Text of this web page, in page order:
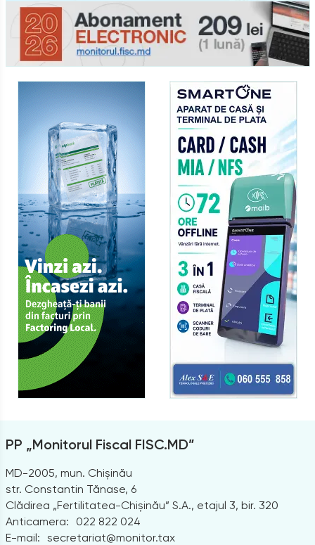
PP „Monitorul Fiscal FISC.MD”
MD-2005, mun. Chișinău
str. Constantin Tănase, 6
Clădirea „Fertilitatea-Chișinău” S.A., etajul 3, bir. 320
Anticamera:
022 822 024
E-mail: secretariat@monitor.tax